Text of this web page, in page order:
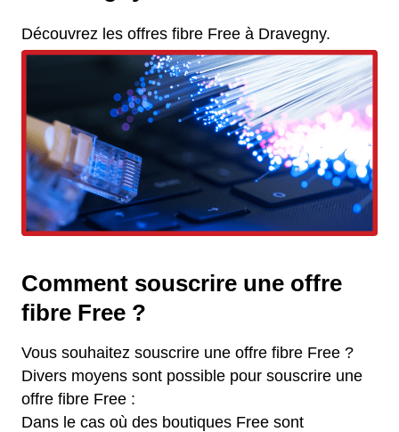
Découvrez les offres fibre Free à Dravegny.
Comment souscrire une offre
fibre Free ?
Vous souhaitez souscrire une offre fibre Free ?
Divers moyens sont possible pour souscrire une
offre fibre Free :
Dans le cas où des boutiques Free sont